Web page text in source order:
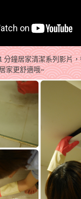
分鐘居家清潔系列影片
家更舒適哦~